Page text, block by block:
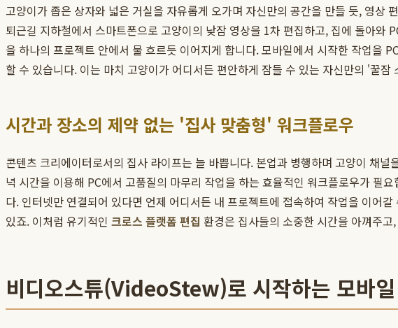
고양이가 좁은 상자와 넓은 거실을 자유롭게 오가며 자신만의 공간을 만들 듯, 영상
퇴근길 지하철에서 스마트폰으로 고양이의 낮잠 영상을 1차 편집하고, 집에 돌아와
을 하나의 프로젝트 안에서 물 흐르듯 이어지게 합니다. 모바일에서 시작한 작업을
할 수 있습니다. 이는 마치 고양이가 어디서든 편안하게 잠들 수 있는 자신만의 '꿀
시간과 장소의 제약 없는 '집사 맞춤형' 워크플로우
콘텐츠 크리에이터로서의 집사 라이프는 늘 바쁩니다. 본업과 병행하며 고양이 채
녁 시간을 이용해 PC에서 고품질의 마무리 작업을 하는 효율적인 워크플로우가 필요
다. 인터넷만 연결되어 있다면 언제 어디서든 내 프로젝트에 접속하여 작업을 이어
있죠. 이처럼 유기적인 크로스 플랫폼 편집 환경은 집사들의 소중한 시간을 아껴주
비디오스튜(VideoStew)로 시작하는 모바